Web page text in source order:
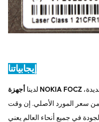
إيجابياتنا
لدينا أجهزة NOKIA FOCZ
يكون السعر أقل بنسبة 90% من سعر المورد الأصلي. إن وقت
في جميع أنحاء العالم يعني